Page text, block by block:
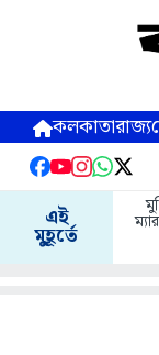
কলকাতারাজ্য
এই
মুহূর্তে